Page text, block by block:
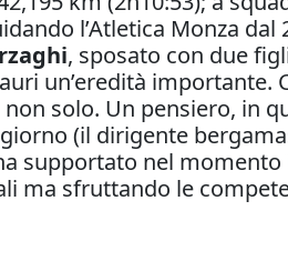
l’Atletica Monza
, sposato con due
un’eredità
solo. Un pensiero, in
(il dirigente
supportato nel
ma sfruttando le